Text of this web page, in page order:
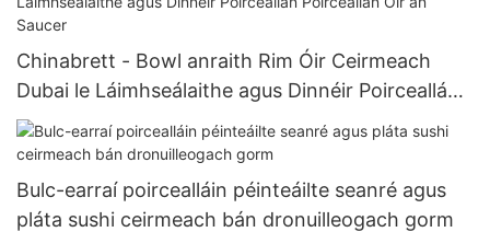
Chinabrett - Bowl anraith Rim Óir Ceirmeach
Dubai le Láimhseálaithe agus Dinnéir Poirceallán
Poirceallán Óir an Saucer
Bulc-earraí poircealláin péinteáilte seanré agus
pláta sushi ceirmeach bán dronuilleogach gorm